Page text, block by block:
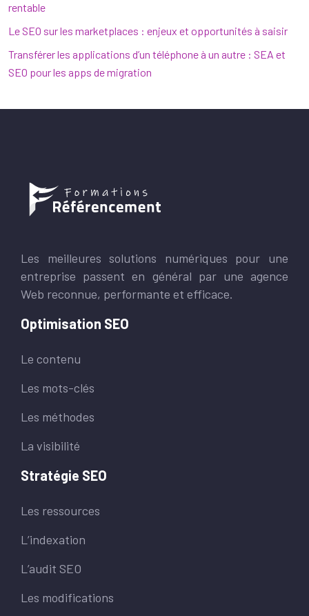
rentable
Le SEO sur les marketplaces : enjeux et opportunités à saisir
Transférer les applications d’un téléphone à un autre : SEA et
SEO pour les apps de migration
Les meilleures solutions numériques pour une
entreprise passent en général par une agence
Web reconnue, performante et efficace.
Optimisation SEO
Le contenu
Les mots-clés
Les méthodes
La visibilité
Stratégie SEO
Les ressources
L’indexation
L’audit SEO
Les modifications